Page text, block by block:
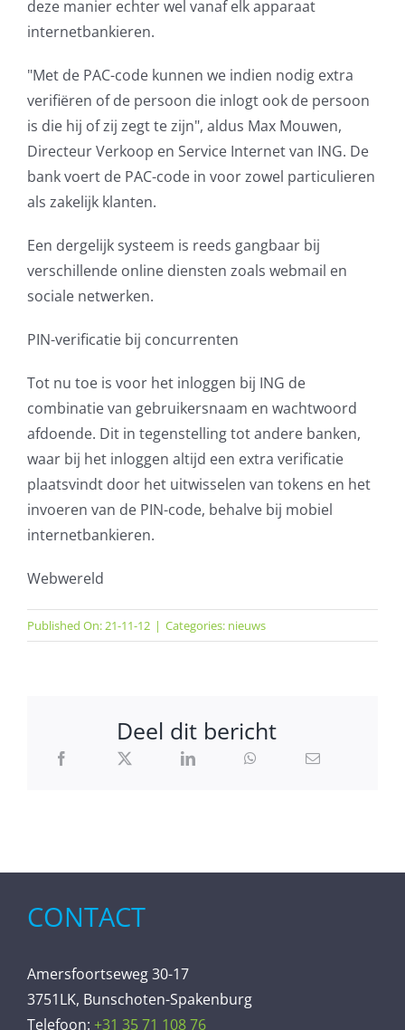
deze manier echter wel vanaf elk apparaat
internetbankieren.
"Met de PAC-code kunnen we indien nodig extra
verifiëren of de persoon die inlogt ook de persoon
is die hij of zij zegt te zijn", aldus Max Mouwen,
Directeur Verkoop en Service Internet van ING. De
bank voert de PAC-code in voor zowel particulieren
als zakelijk klanten.
Een dergelijk systeem is reeds gangbaar bij
verschillende online diensten zoals webmail en
sociale netwerken.
PIN-verificatie bij concurrenten
Tot nu toe is voor het inloggen bij ING de
combinatie van gebruikersnaam en wachtwoord
afdoende. Dit in tegenstelling tot andere banken,
waar bij het inloggen altijd een extra verificatie
plaatsvindt door het uitwisselen van tokens en het
invoeren van de PIN-code, behalve bij mobiel
internetbankieren.
Webwereld
Published On: 21-11-12 | Categories: nieuws
Deel dit bericht
CONTACT
Amersfoortseweg 30-17
3751LK, Bunschoten-Spakenburg
Telefoon: +31 35 71 108 76